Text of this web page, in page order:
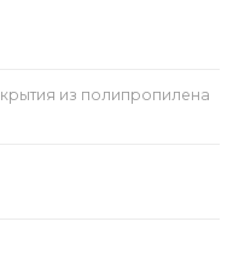
из полипропилена